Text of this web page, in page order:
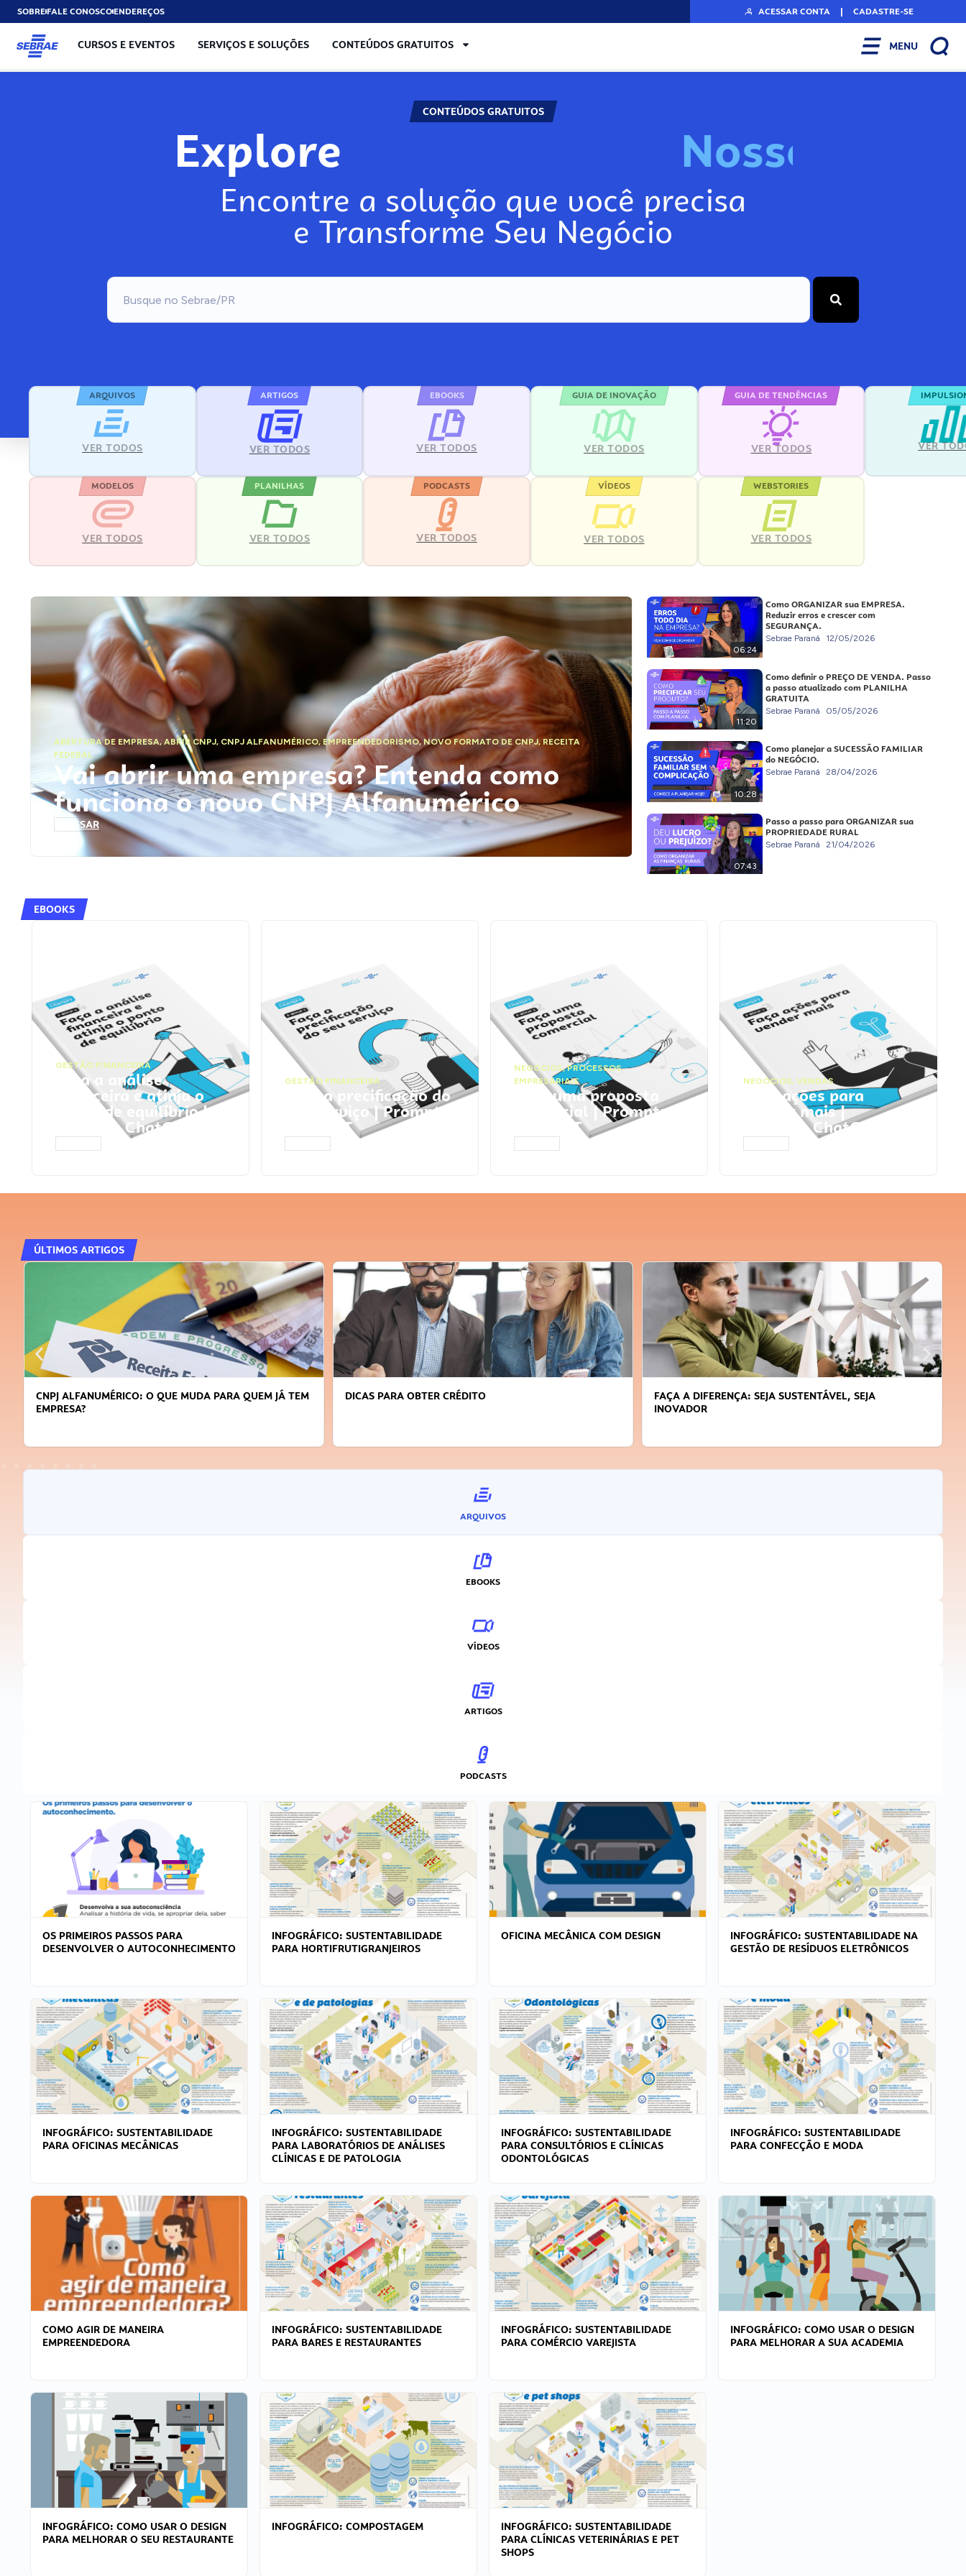
SOBREFALE CONOSCOENDEREÇOS ACESSAR CONTA | CADASTRE-SE
CURSOS E EVENTOS SERVIÇOS E SOLUÇÕES CONTEÚDOS GRATUITOS MENU
CONTEÚDOS GRATUITOS
Explore Nosso
Encontre a solução que você precisa
e Transforme Seu Negócio
ARQUIVOS
VER TODOS
ARTIGOS
VER TODOS
EBOOKS
VER TODOS
GUIA DE INOVAÇÃO
VER TODOS
GUIA DE TENDÊNCIAS
VER TODOS VER
MODELOS
VER TODOS
PLANILHAS
VER TODOS
PODCASTS
VER TODOS
VÍDEOS
VER TODOS
WEBSTORIES
VER TODOS
ABERTURA DE EMPRESA,ABRIR CNPJ, CNPJ ALFANUMÉRICO, EMPREENDEDORISMO,NOVO FORMATO DE CNPJ,RECEITA
FEDERAL
Vai abrir uma empresa? Entenda como
funciona o novo CNPJ Alfanumérico
ACESSAR
06:24
Como ORGANIZAR sua EMPRESA.
Reduzir erros e crescer com
SEGURANÇA.
Sebrae Paraná 12/05/2026
11:20
Como definir o PREÇO DE VENDA. Passo
a passo atualizado com PLANILHA
GRATUITA
Sebrae Paraná 05/05/2026
10:28
Como planejar a SUCESSÃO FAMILIAR
do NEGÓCIO.
Sebrae Paraná 28/04/2026
07:43
Passo a passo para ORGANIZAR sua
PROPRIEDADE RURAL
Sebrae Paraná 21/04/2026
EBOOKS
GESTÃO FINANCEIRA
Faça a análise
financeira e atinja o
ponto de equilíbrio |
Prompts ChatGPT
GESTÃO FINANCEIRA
Faça a precificação do
seu serviço | Prompts
ChatGPT
NEGÓCIOS,PROCESSOS
EMPRESARIAIS
Faça uma proposta
comercial | Prompts
ChatGPT
NEGÓCIOS, VENDAS
Faça ações para
vender mais |
Prompts ChatGPT
ÚLTIMOS ARTIGOS
CNPJ ALFANUMÉRICO: O QUE MUDA PARA QUEM JÁ TEM
EMPRESA?
DICAS PARA OBTER CRÉDITO
FAÇA A DIFERENÇA: SEJA SUSTENTÁVEL, SEJA
INOVADOR
ARQUIVOS
EBOOKS
VÍDEOS
ARTIGOS
PODCASTS
OS PRIMEIROS PASSOS PARA
DESENVOLVER O AUTOCONHECIMENTO
INFOGRÁFICO: SUSTENTABILIDADE
PARA HORTIFRUTIGRANJEIROS
OFICINA MECÂNICA COM DESIGN
INFOGRÁFICO: SUSTENTABILIDADE NA
GESTÃO DE RESÍDUOS ELETRÔNICOS
INFOGRÁFICO: SUSTENTABILIDADE
PARA OFICINAS MECÂNICAS
INFOGRÁFICO: SUSTENTABILIDADE
PARA LABORATÓRIOS DE ANÁLISES
CLÍNICAS E DE PATOLOGIA
INFOGRÁFICO: SUSTENTABILIDADE
PARA CONSULTÓRIOS E CLÍNICAS
ODONTOLÓGICAS
INFOGRÁFICO: SUSTENTABILIDADE
PARA CONFECÇÃO E MODA
COMO AGIR DE MANEIRA
EMPREENDEDORA
INFOGRÁFICO: SUSTENTABILIDADE
PARA BARES E RESTAURANTES
INFOGRÁFICO: SUSTENTABILIDADE
PARA COMÉRCIO VAREJISTA
INFOGRÁFICO: COMO USAR O DESIGN
PARA MELHORAR A SUA ACADEMIA
INFOGRÁFICO: COMO USAR O DESIGN
PARA MELHORAR O SEU RESTAURANTE
INFOGRÁFICO: COMPOSTAGEM
INFOGRÁFICO: SUSTENTABILIDADE
PARA CLÍNICAS VETERINÁRIAS E PET
SHOPS